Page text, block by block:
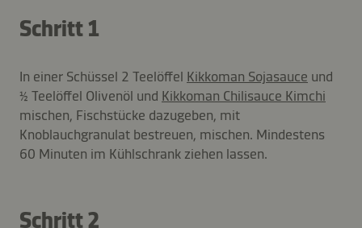
Schritt 1
In einer Schüssel 2 Teelöffel Kikkoman Sojasauce und
½ Teelöffel Olivenöl und Kikkoman Chilisauce Kimchi
mischen, Fischstücke dazugeben, mit
Knoblauchgranulat bestreuen, mischen. Mindestens
60 Minuten im Kühlschrank ziehen lassen.
Schritt 2